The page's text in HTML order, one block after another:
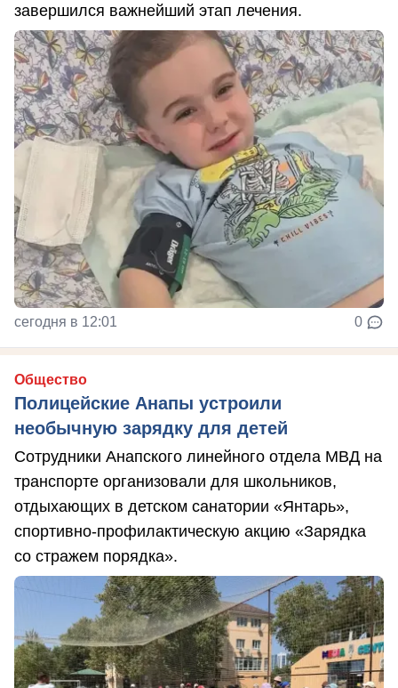
завершился важнейший этап лечения.
сегодня в 12:01 0
Общество
Полицейские Анапы устроили
необычную зарядку для детей
Сотрудники Анапского линейного отдела МВД на
транспорте организовали для школьников,
отдыхающих в детском санатории «Янтарь»,
спортивно-профилактическую акцию «Зарядка
со стражем порядка».